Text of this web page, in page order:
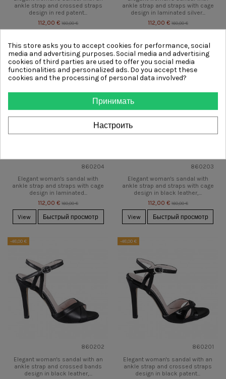
ankle strap and crossed straps
design in red patent...
112,00 € 160,00 €
ankle strap and straps with cage
design in laminated silver...
112,00 € 160,00 €
-48,00 €
860204
Elegant woman's sandal with
ankle strap and straps with cage
design in laminated...
112,00 € 160,00 €
View Быстрый просмотр
-48,00 €
860203
Elegant woman's sandal with
ankle strap and straps with cage
design in black leather,...
112,00 € 160,00 €
View Быстрый просмотр
-48,00 €
860202
Elegant woman's sandal with an
ankle strap and crossed bands
design in black leather,...
-48,00 €
860201
Elegant woman's sandal with an
ankle strap and crossed straps
design in black patent...
This store asks you to accept cookies for performance, social
media and advertising purposes. Social media and advertising
cookies of third parties are used to offer you social media
functionalities and personalized ads. Do you accept these
cookies and the processing of personal data involved?
Принимать
Настроить